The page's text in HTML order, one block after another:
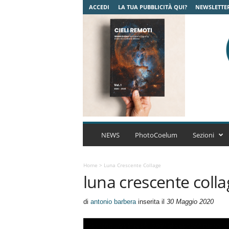
ACCEDI LA TUA PUBBLICITÀ QUI?
C
A
t
r
NEWS PhotoCoelum Sezioni
Home > Luna Crescente Collage
luna crescente
di antonio barberainserita il 30 Maggio 2020